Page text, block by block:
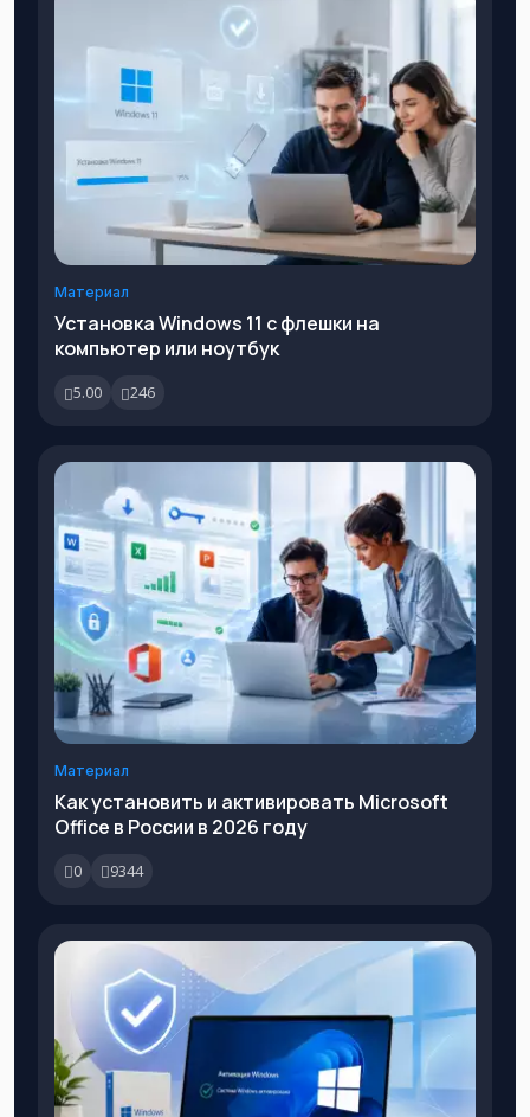
Материал
Установка Windows 11 с флешки на
компьютер или ноутбук
5.00 246
Материал
Как установить и активировать Microsoft
Office в России в 2026 году
0 9344